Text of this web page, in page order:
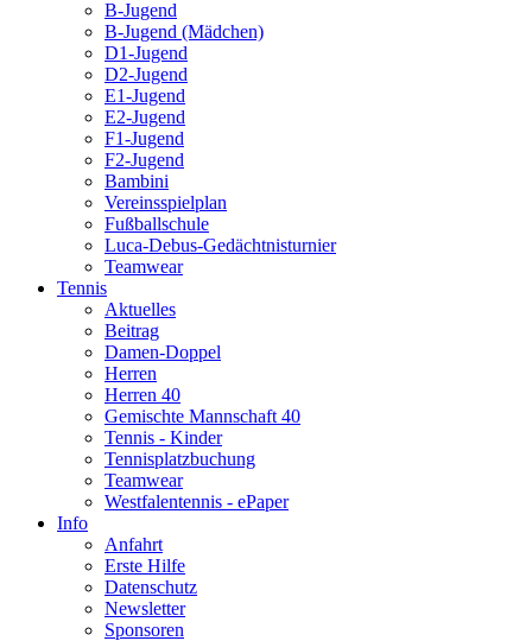
B-Jugend
B-Jugend (Mädchen)
D1-Jugend
D2-Jugend
E1-Jugend
E2-Jugend
F1-Jugend
F2-Jugend
Bambini
Vereinsspielplan
Fußballschule
Luca-Debus-Gedächtnisturnier
Teamwear
Tennis
Aktuelles
Beitrag
Damen-Doppel
Herren
Herren 40
Gemischte Mannschaft 40
Tennis - Kinder
Tennisplatzbuchung
Teamwear
Westfalentennis - ePaper
Info
Anfahrt
Erste Hilfe
Datenschutz
Newsletter
Sponsoren